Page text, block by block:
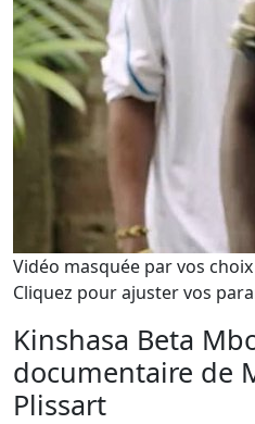
Vidéo masquée par vos
Cliquez pour ajuster vos
Kinshasa Beta
documentaire de
Plissart